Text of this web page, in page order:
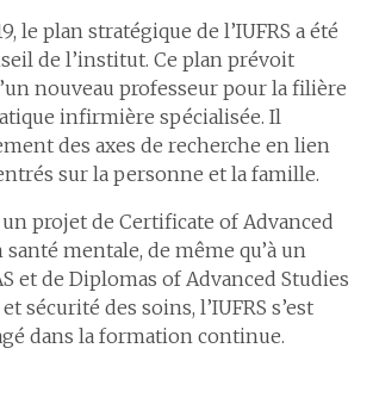
le plan stratégique de l’IUFRS a été
de l’institut. Ce plan prévoit
nouveau professeur pour la filière
infirmière spécialisée. Il
des axes de recherche en lien
sur la personne et la famille.
projet de Certificate of Advanced
santé mentale, de même qu’à un
et de Diplomas of Advanced Studies
sécurité des soins, l’IUFRS s’est
dans la formation continue.